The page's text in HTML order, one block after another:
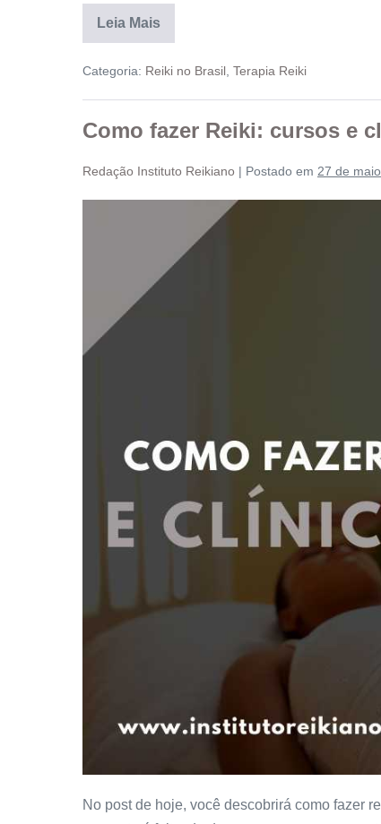
Leia Mais
Categoria: Reiki no Brasil, Terapia Reiki
Como fazer Reiki: cursos e
Redação Instituto Reikiano | Postado em 27 de
No post de hoje, você descobrirá como fazer